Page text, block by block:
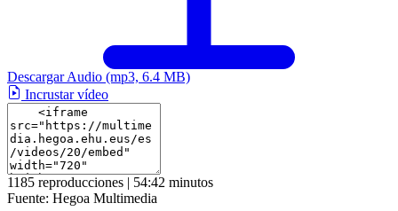
Descargar Audio (mp3, 6.4 MB)
Incrustar vídeo
1185 reproducciones | 54:42 minutos
Fuente: Hegoa Multimedia